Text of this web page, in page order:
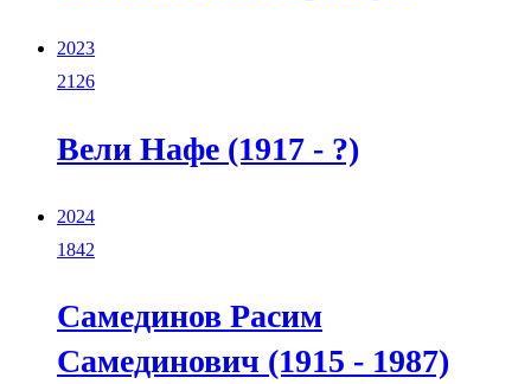
2023
2126
Вели Нафе (1917 - ?)
2024
1842
Самединов Расим
Самединович (1915 - 1987)